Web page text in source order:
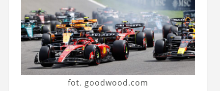
fot. goodwood.com